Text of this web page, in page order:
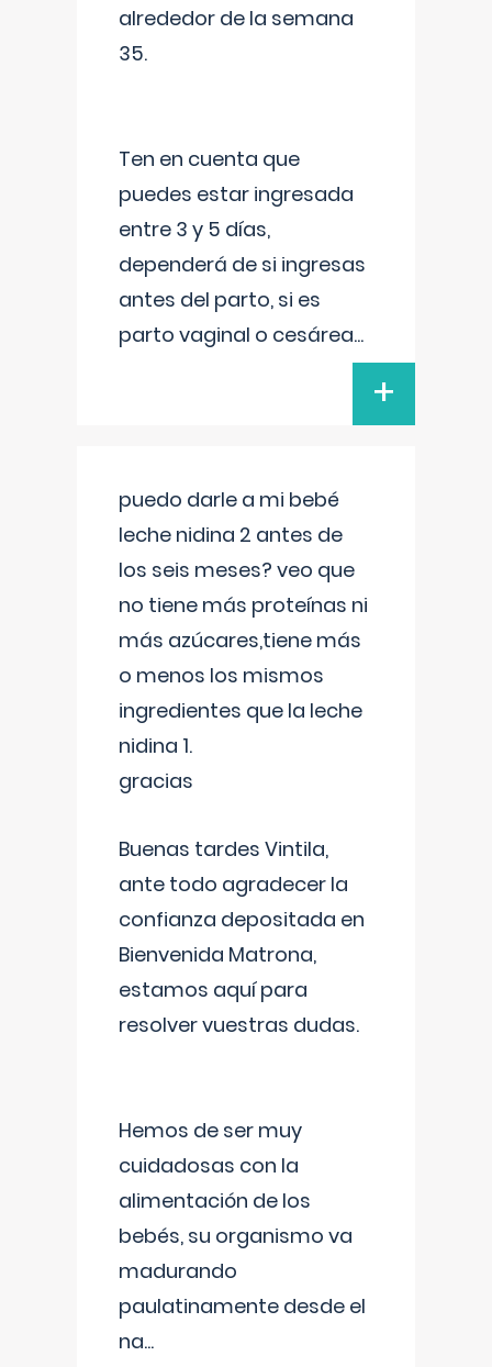
alrededor de la semana
35.
Ten en cuenta que
puedes estar ingresada
entre 3 y 5 días,
dependerá de si ingresas
antes del parto, si es
parto vaginal o cesárea...
+
puedo darle a mi bebé
leche nidina 2 antes de
los seis meses? veo que
no tiene más proteínas ni
más azúcares,tiene más
o menos los mismos
ingredientes que la leche
nidina 1.
gracias
Buenas tardes Vintila,
ante todo agradecer la
confianza depositada en
Bienvenida Matrona,
estamos aquí para
resolver vuestras dudas.
Hemos de ser muy
cuidadosas con la
alimentación de los
bebés, su organismo va
madurando
paulatinamente desde el
na...